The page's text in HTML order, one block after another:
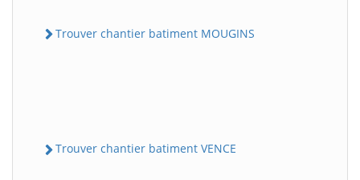
Trouver chantier batiment MOUGINS
Trouver chantier batiment VENCE